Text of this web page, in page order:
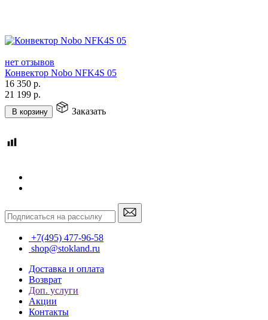
нет отзывов
Конвектор Nobo NFK4S 05
16 350 р.
21 199 р.
В корзину Заказать
+7(495) 477-96-58
shop@stokland.ru
Доставка и оплата
Возврат
Доп. услуги
Акции
Контакты